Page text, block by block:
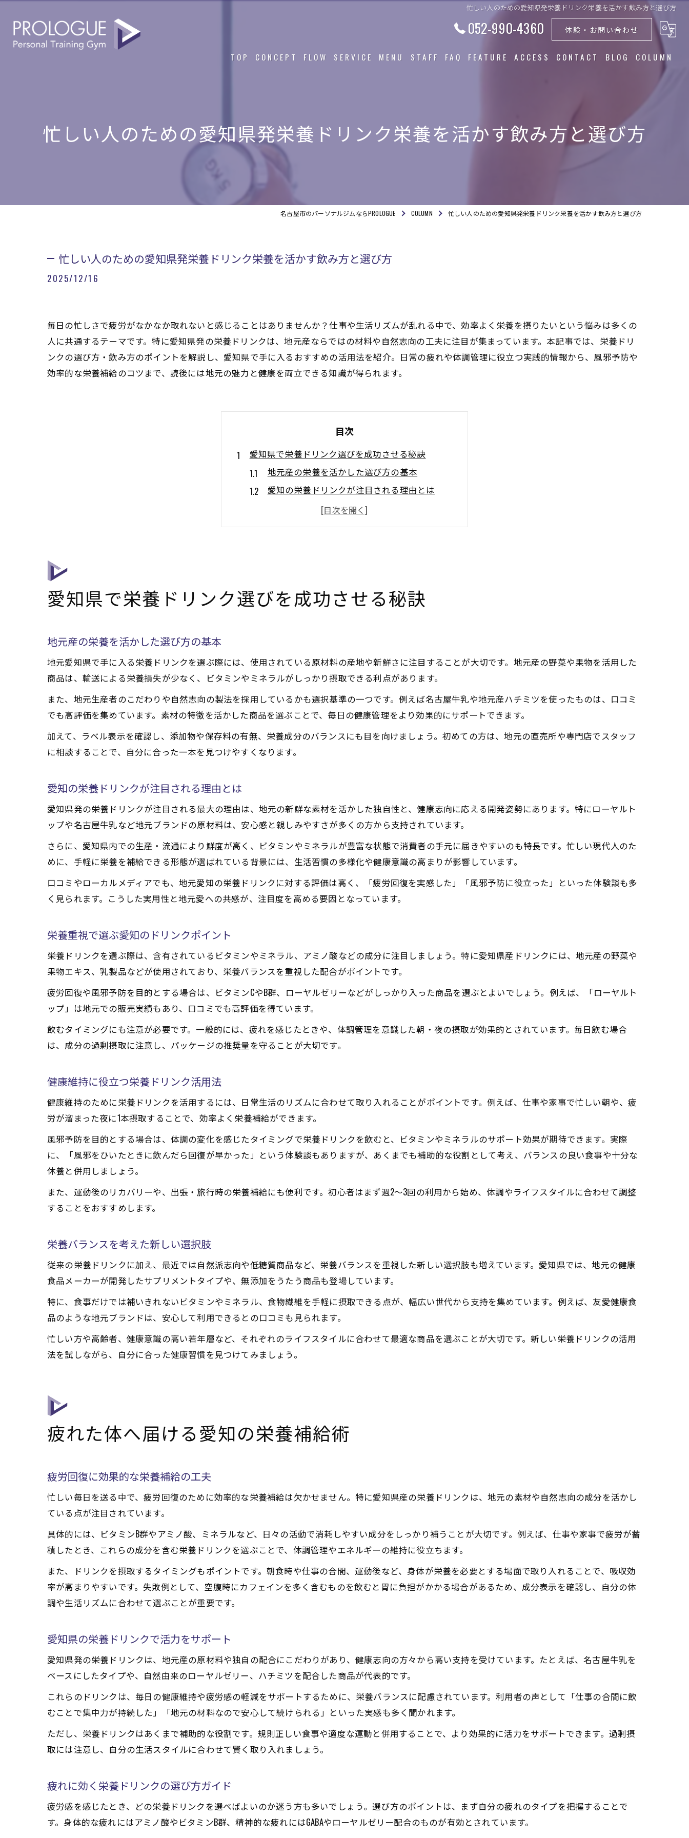
忙しい人のための愛知県発栄養ドリンク栄養を活かす飲み方と選び方
052-990-4360 体験・お問い合わせ
TOP CONCEPT FLOW SERVICE MENU STAFF FAQ FEATURE
ダイエット
ACCESS CONTACT BLOG COLUMN
忙しい人のための愛知県発栄養ドリンク栄養を活かす飲み方と選び方
名古屋市のパーソナルジムならPROLOGUE COLUMN 忙しい人のための愛知県発栄養ドリンク栄養を活かす飲み方と選び方
忙しい人のための愛知県発栄養ドリンク栄養を活かす飲み方と選び方
2025/12/16
毎日の忙しさで疲労がなかなか取れないと感じることはありませんか？仕事や生活リズムが乱れる中で、効率よく栄養を摂りたいという悩みは多くの
人に共通するテーマです。特に愛知県発の栄養ドリンクは、地元産ならではの材料や自然志向の工夫に注目が集まっています。本記事では、栄養ドリ
ンクの選び方・飲み方のポイントを解説し、愛知県で手に入るおすすめの活用法を紹介。日常の疲れや体調管理に役立つ実践的情報から、風邪予防や
効率的な栄養補給のコツまで、読後には地元の魅力と健康を両立できる知識が得られます。
目次
愛知県で栄養ドリンク選びを成功させる秘訣
地元産の栄養を活かした選び方の基本
愛知の栄養ドリンクが注目される理由とは
栄養重視で選ぶ愛知のドリンクポイント
健康維持に役立つ栄養ドリンク活用法
愛知県の栄養ドリンクで活力をサポート
自然派志向が注目する愛知県発の栄養ドリンク事情
自然素材にこだわる栄養ドリンクの魅力
愛知の自然派栄養飲料が選ばれる理由
自然志向と栄養バランスの両立方法
無添加で安心な栄養ドリンクの探し方
地元産栄養素材の注目ポイントを解説
栄養ドリンクを効果的に飲むタイミング
愛知県産素材で栄養バランスを強化
ビタミン補給に適した飲み方提案
栄養不足を補う活用法とポイント
効率的な栄養摂取が叶う愛知の実践例
愛知で人気の栄養ドリンク実践活用法
忙しい日に最適な栄養ドリンクの選択
愛知の栄養素材を活かした摂取方法
風邪予防と回復に役立つ栄養ドリンク活用術
風邪予防に役立つ栄養ドリンクの選び方
栄養ドリンクは風邪回復に効果ある？
風邪時におすすめの栄養補給タイミング
愛知県で栄養ドリンク選びを成功させる秘訣
地元産の栄養を活かした選び方の基本
地元愛知県で手に入る栄養ドリンクを選ぶ際には、使用されている原材料の産地や新鮮さに注目することが大切です。地元産の野菜や果物を活用した
商品は、輸送による栄養損失が少なく、ビタミンやミネラルがしっかり摂取できる利点があります。
また、地元生産者のこだわりや自然志向の製法を採用しているかも選択基準の一つです。例えば名古屋牛乳や地元産ハチミツを使ったものは、口コミ
でも高評価を集めています。素材の特徴を活かした商品を選ぶことで、毎日の健康管理をより効果的にサポートできます。
加えて、ラベル表示を確認し、添加物や保存料の有無、栄養成分のバランスにも目を向けましょう。初めての方は、地元の直売所や専門店でスタッフ
に相談することで、自分に合った一本を見つけやすくなります。
愛知の栄養ドリンクが注目される理由とは
愛知県発の栄養ドリンクが注目される最大の理由は、地元の新鮮な素材を活かした独自性と、健康志向に応える開発姿勢にあります。特にローヤルト
ップや名古屋牛乳など地元ブランドの原材料は、安心感と親しみやすさが多くの方から支持されています。
さらに、愛知県内での生産・流通により鮮度が高く、ビタミンやミネラルが豊富な状態で消費者の手元に届きやすいのも特長です。忙しい現代人のた
めに、手軽に栄養を補給できる形態が選ばれている背景には、生活習慣の多様化や健康意識の高まりが影響しています。
口コミやローカルメディアでも、地元愛知の栄養ドリンクに対する評価は高く、「疲労回復を実感した」「風邪予防に役立った」といった体験談も多
く見られます。こうした実用性と地元愛への共感が、注目度を高める要因となっています。
栄養重視で選ぶ愛知のドリンクポイント
栄養ドリンクを選ぶ際は、含有されているビタミンやミネラル、アミノ酸などの成分に注目しましょう。特に愛知県産ドリンクには、地元産の野菜や
果物エキス、乳製品などが使用されており、栄養バランスを重視した配合がポイントです。
疲労回復や風邪予防を目的とする場合は、ビタミンCやB群、ローヤルゼリーなどがしっかり入った商品を選ぶとよいでしょう。例えば、「ローヤルト
ップ」は地元での販売実績もあり、口コミでも高評価を得ています。
飲むタイミングにも注意が必要です。一般的には、疲れを感じたときや、体調管理を意識した朝・夜の摂取が効果的とされています。毎日飲む場合
は、成分の過剰摂取に注意し、パッケージの推奨量を守ることが大切です。
健康維持に役立つ栄養ドリンク活用法
健康維持のために栄養ドリンクを活用するには、日常生活のリズムに合わせて取り入れることがポイントです。例えば、仕事や家事で忙しい朝や、疲
労が溜まった夜に1本摂取することで、効率よく栄養補給ができます。
風邪予防を目的とする場合は、体調の変化を感じたタイミングで栄養ドリンクを飲むと、ビタミンやミネラルのサポート効果が期待できます。実際
に、「風邪をひいたときに飲んだら回復が早かった」という体験談もありますが、あくまでも補助的な役割として考え、バランスの良い食事や十分な
休養と併用しましょう。
また、運動後のリカバリーや、出張・旅行時の栄養補給にも便利です。初心者はまず週2～3回の利用から始め、体調やライフスタイルに合わせて調整
することをおすすめします。
栄養バランスを考えた新しい選択肢
従来の栄養ドリンクに加え、最近では自然派志向や低糖質商品など、栄養バランスを重視した新しい選択肢も増えています。愛知県では、地元の健康
食品メーカーが開発したサプリメントタイプや、無添加をうたう商品も登場しています。
特に、食事だけでは補いきれないビタミンやミネラル、食物繊維を手軽に摂取できる点が、幅広い世代から支持を集めています。例えば、友愛健康食
品のような地元ブランドは、安心して利用できるとの口コミも見られます。
忙しい方や高齢者、健康意識の高い若年層など、それぞれのライフスタイルに合わせて最適な商品を選ぶことが大切です。新しい栄養ドリンクの活用
法を試しながら、自分に合った健康習慣を見つけてみましょう。
疲れた体へ届ける愛知の栄養補給術
疲労回復に効果的な栄養補給の工夫
忙しい毎日を送る中で、疲労回復のために効率的な栄養補給は欠かせません。特に愛知県産の栄養ドリンクは、地元の素材や自然志向の成分を活かし
ている点が注目されています。
具体的には、ビタミンB群やアミノ酸、ミネラルなど、日々の活動で消耗しやすい成分をしっかり補うことが大切です。例えば、仕事や家事で疲労が蓄
積したとき、これらの成分を含む栄養ドリンクを選ぶことで、体調管理やエネルギーの維持に役立ちます。
また、ドリンクを摂取するタイミングもポイントです。朝食時や仕事の合間、運動後など、身体が栄養を必要とする場面で取り入れることで、吸収効
率が高まりやすいです。失敗例として、空腹時にカフェインを多く含むものを飲むと胃に負担がかかる場合があるため、成分表示を確認し、自分の体
調や生活リズムに合わせて選ぶことが重要です。
愛知県の栄養ドリンクで活力をサポート
愛知県発の栄養ドリンクは、地元産の原材料や独自の配合にこだわりがあり、健康志向の方々から高い支持を受けています。たとえば、名古屋牛乳を
ベースにしたタイプや、自然由来のローヤルゼリー、ハチミツを配合した商品が代表的です。
これらのドリンクは、毎日の健康維持や疲労感の軽減をサポートするために、栄養バランスに配慮されています。利用者の声として「仕事の合間に飲
むことで集中力が持続した」「地元の材料なので安心して続けられる」といった実感も多く聞かれます。
ただし、栄養ドリンクはあくまで補助的な役割です。規則正しい食事や適度な運動と併用することで、より効果的に活力をサポートできます。過剰摂
取には注意し、自分の生活スタイルに合わせて賢く取り入れましょう。
疲れに効く栄養ドリンクの選び方ガイド
疲労感を感じたとき、どの栄養ドリンクを選べばよいのか迷う方も多いでしょう。選び方のポイントは、まず自分の疲れのタイプを把握することで
す。身体的な疲れにはアミノ酸やビタミンB群、精神的な疲れにはGABAやローヤルゼリー配合のものが有効とされています。